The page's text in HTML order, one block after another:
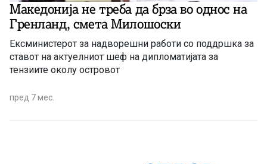
Македонија не треба да брза во однос на
Гренланд, смета Милошоски
Ексминистерот за надворешни работи со поддршка за
ставот на актуелниот шеф на дипломатијата за
тензиите околу островот
пред 7 мес.